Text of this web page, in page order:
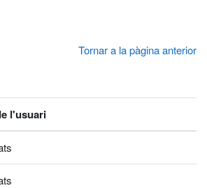
Tornar a la pàgina anterior
l'usuari